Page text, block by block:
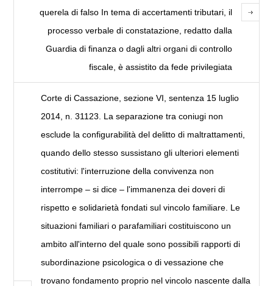
querela di falso In tema di accertamenti tributari, il
processo verbale di constatazione, redatto dalla
Guardia di finanza o dagli altri organi di controllo
fiscale, è assistito da fede privilegiata
Corte di Cassazione, sezione VI, sentenza 15 luglio
2014, n. 31123. La separazione tra coniugi non
esclude la configurabilità del delitto di maltrattamenti,
quando dello stesso sussistano gli ulteriori elementi
costitutivi: l'interruzione della convivenza non
interrompe – si dice – l'immanenza dei doveri di
rispetto e solidarietà fondati sul vincolo familiare. Le
situazioni familiari o parafamiliari costituiscono un
ambito all'interno del quale sono possibili rapporti di
subordinazione psicologica o di vessazione che
trovano fondamento proprio nel vincolo nascente dalla